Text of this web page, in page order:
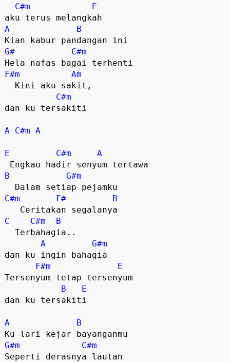
C#m
E
A
B
G#
C#m
F#m
Am
C#m
dan ku tersakiti
A C#m A
E C#m
A
B
G#m
C#m
F#
B
C
C#m
B
A
G#m
dan ku ingin bahagia
F#m
E
Tersenyum tetap tersenyum
B
E
dan ku tersakiti
A
B
G#m
C#m